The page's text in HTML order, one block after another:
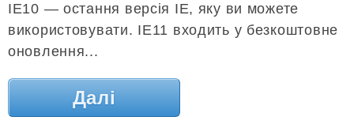
IE10 — остання версія IE, яку ви можете
використовувати. IE11 входить у безкоштовне
оновлення...
Далі